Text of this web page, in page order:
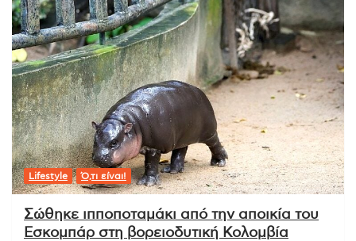
Lifestyle Ό,τι είναι!
Σώθηκε ιπποποταμάκι από την αποικία του
Εσκομπάρ στη βορειοδυτική Κολομβία